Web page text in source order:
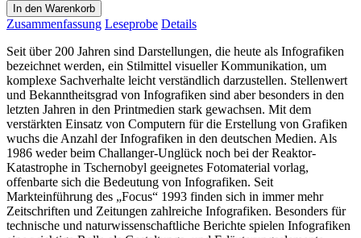
In den Warenkorb
Zusammenfassung Leseprobe Details
Seit über 200 Jahren sind Darstellungen, die heute als Infografiken
bezeichnet werden, ein Stilmittel visueller Kommunikation, um
komplexe Sachverhalte leicht verständlich darzustellen. Stellenwert
und Bekanntheitsgrad von Infografiken sind aber besonders in den
letzten Jahren in den Printmedien stark gewachsen. Mit dem
verstärkten Einsatz von Computern für die Erstellung von Grafiken
wuchs die Anzahl der Infografiken in den deutschen Medien. Als
1986 weder beim Challanger-Unglück noch bei der Reaktor-
Katastrophe in Tschernobyl geeignetes Fotomaterial vorlag,
offenbarte sich die Bedeutung von Infografiken. Seit
Markteinführung des „Focus“ 1993 finden sich in immer mehr
Zeitschriften und Zeitungen zahlreiche Infografiken. Besonders für
technische und naturwissenschaftliche Berichte spielen Infografiken